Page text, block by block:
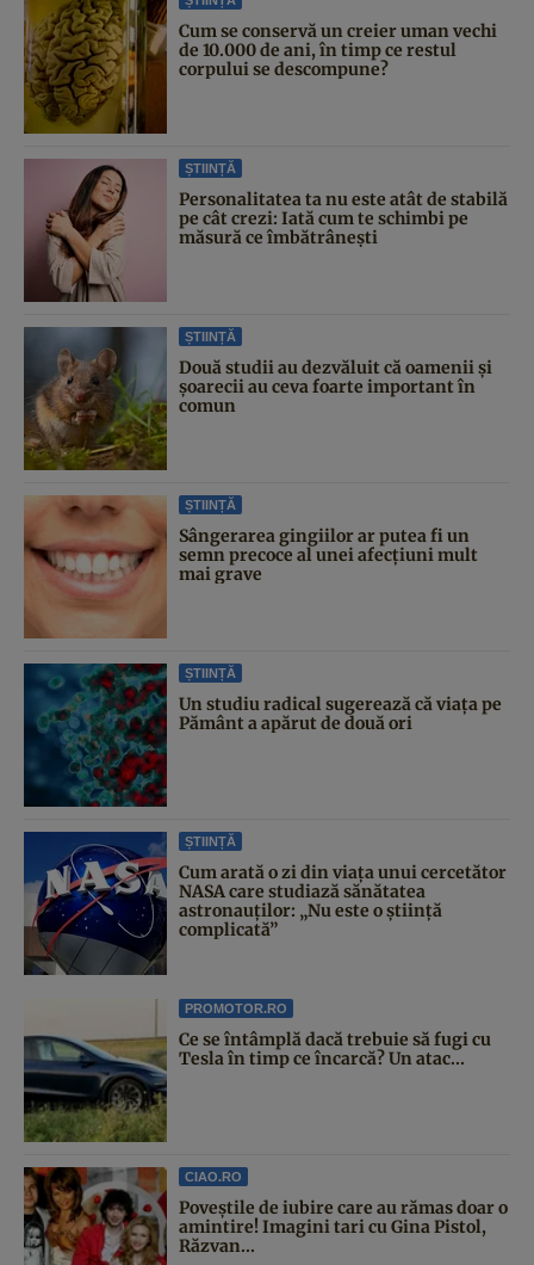
Cum se conservă un creier uman vechi
de 10.000 de ani, în timp ce restul
corpului se descompune?
ȘTIINȚĂ
Personalitatea ta nu este atât de stabilă
pe cât crezi: Iată cum te schimbi pe
măsură ce îmbătrânești
ȘTIINȚĂ
Două studii au dezvăluit că oamenii și
șoarecii au ceva foarte important în
comun
ȘTIINȚĂ
Sângerarea gingiilor ar putea fi un
semn precoce al unei afecțiuni mult
mai grave
ȘTIINȚĂ
Un studiu radical sugerează că viața pe
Pământ a apărut de două ori
ȘTIINȚĂ
Cum arată o zi din viața unui cercetător
NASA care studiază sănătatea
astronauților: „Nu este o știință
complicată”
PROMOTOR.RO
Ce se întâmplă dacă trebuie să fugi cu
Tesla în timp ce încarcă? Un atac...
CIAO.RO
Poveştile de iubire care au rămas doar o
amintire! Imagini tari cu Gina Pistol,
Răzvan...